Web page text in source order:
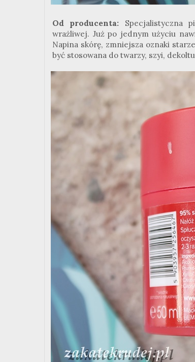
Od producenta: Specjalistyczna
wrażliwej. Już po jednym użyciu
Napina skórę, zmniejsza oznaki
być stosowana do twarzy, szyi,